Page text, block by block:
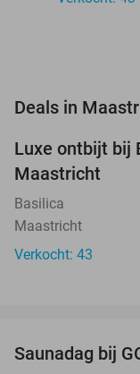
Deals in
TODAY
Luxe ontbijt bij
Maastricht
Basilica
Maastricht
Verkocht: 43
Saunadag bij